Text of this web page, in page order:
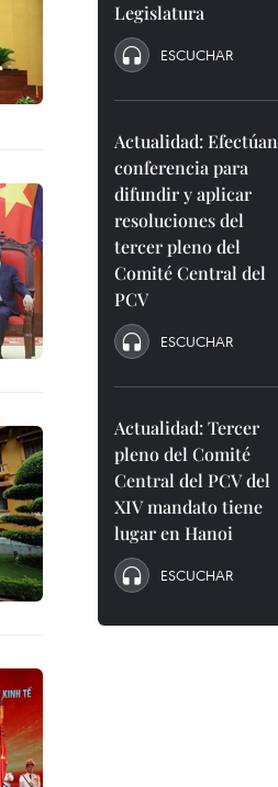
Legislatura
ESCUCHAR
Actualidad: Efectúan
conferencia para
difundir y aplicar
resoluciones del
tercer pleno del
Comité Central del
PCV
ESCUCHAR
Actualidad: Tercer
pleno del Comité
Central del PCV del
XIV mandato tiene
lugar en Hanoi
ESCUCHAR